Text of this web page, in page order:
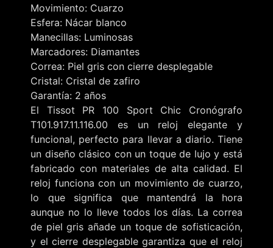
Movimiento: Cuarzo
Esfera: Nácar blanco
Manecillas: Luminosas
Marcadores: Diamantes
Correa: Piel gris con cierre desplegable
Cristal: Cristal de zafiro
Garantía: 2 años
El Tissot PR 100 Sport Chic Cronógrafo
T101.917.11.116.00 es un reloj elegante y
funcional, perfecto para llevar a diario. Tiene
un diseño clásico con un toque de lujo y está
fabricado con materiales de alta calidad. El
reloj funciona con un movimiento de cuarzo,
lo que significa que mantendrá la hora
aunque no lo lleve todos los días. La correa
de piel gris añade un toque de sofisticación,
y el cierre desplegable garantiza que el reloj